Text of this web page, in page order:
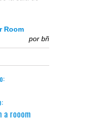
Room
por bñ
a rooom